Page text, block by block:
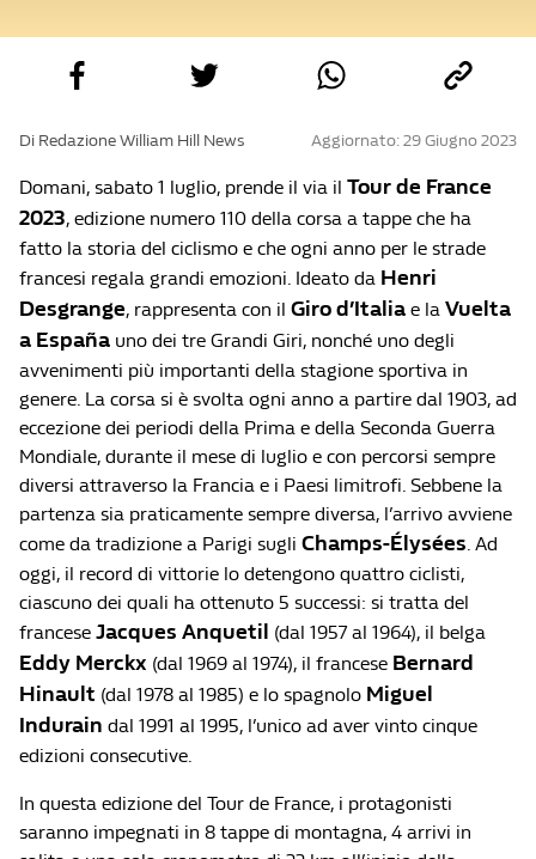
Di Redazione William Hill News Aggiornato: 29 Giugno 2023
Domani, sabato 1 luglio, prende il via il Tour de France
2023, edizione numero 110 della corsa a tappe che ha
fatto la storia del ciclismo e che ogni anno per le strade
francesi regala grandi emozioni. Ideato da Henri
Desgrange, rappresenta con il Giro d’Italia e la Vuelta
a España uno dei tre Grandi Giri, nonché uno degli
avvenimenti più importanti della stagione sportiva in
genere. La corsa si è svolta ogni anno a partire dal 1903, ad
eccezione dei periodi della Prima e della Seconda Guerra
Mondiale, durante il mese di luglio e con percorsi sempre
diversi attraverso la Francia e i Paesi limitrofi. Sebbene la
partenza sia praticamente sempre diversa, l’arrivo avviene
come da tradizione a Parigi sugli Champs-Élysées. Ad
oggi, il record di vittorie lo detengono quattro ciclisti,
ciascuno dei quali ha ottenuto 5 successi: si tratta del
francese Jacques Anquetil (dal 1957 al 1964), il belga
Eddy Merckx (dal 1969 al 1974), il francese Bernard
Hinault (dal 1978 al 1985) e lo spagnolo Miguel
Indurain dal 1991 al 1995, l’unico ad aver vinto cinque
edizioni consecutive.
In questa edizione del Tour de France, i protagonisti
saranno impegnati in 8 tappe di montagna, 4 arrivi in